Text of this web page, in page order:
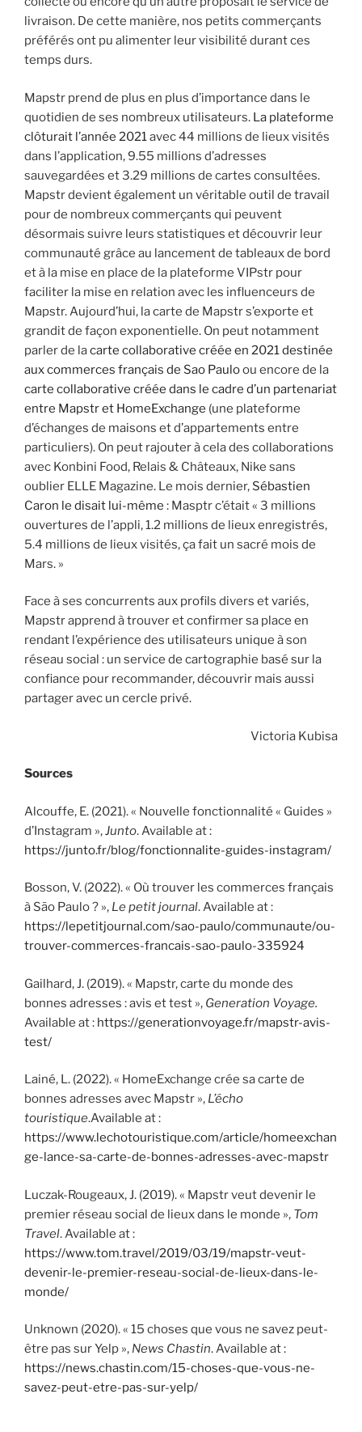
livraison. De cette manière, nos petits commerçants
préférés ont pu alimenter leur visibilité durant ces
temps durs.
Mapstr prend de plus en plus d’importance dans le
quotidien de ses nombreux utilisateurs. La plateforme
clôturait l’année 2021avec 44 millions de lieux visités
dans l’application, 9.55 millions d’adresses
sauvegardées et 3.29 millions de cartes consultées.
Mapstr devient également un véritable outil de travail
pour de nombreux commerçants qui peuvent
désormais suivre leurs statistiques et découvrir leur
communauté grâce au lancement de tableaux de bord
et à la mise en place de la plateforme VIPstr pour
faciliter la mise en relation avec les influenceurs de
Mapstr. Aujourd’hui, la carte de Mapstr s’exporte et
grandit de façon exponentielle. On peut notamment
parler de lacarte collaborative créée en 2021 destinée
aux commerces français de Sao Pauloou encore de la
carte collaborative créée dans le cadre d’un partenariat
entre Mapstr et HomeExchange (une plateforme
d’échanges de maisons et d’appartements entre
particuliers). On peut rajouter à cela des collaborations
avec Konbini Food, Relais & Châteaux, Nike sans
oublier ELLE Magazine. Le mois dernier, Sébastien
Caron le disait lui-même : Masptr c’était « 3 millions
ouvertures de l’appli, 1.2 millions de lieux enregistrés,
5.4 millions de lieux visités, ça fait un sacré mois de
Mars. »
Face à ses concurrents aux profils divers et variés,
Mapstr apprend à trouver et confirmer sa place en
rendant l’expérience des utilisateurs unique à son
réseau social : un service de cartographie basé sur la
confiance pour recommander, découvrir mais aussi
partager avec un cercle privé.
Victoria Kubisa
Sources
Alcouffe, E. (2021). « Nouvelle fonctionnalité « Guides »
d’Instagram »,Junto. Available at :
https://junto.fr/blog/fonctionnalite-guides-instagram/
Bosson, V. (2022). « Où trouver les commerces français
à São Paulo ? », Le petit journal. Available at :
https://lepetitjournal.com/sao-paulo/communaute/ou-
trouver-commerces-francais-sao-paulo-335924
Gailhard, J. (2019). « Mapstr, carte du monde des
bonnes adresses : avis et test », Generation Voyage.
Available at : https://generationvoyage.fr/mapstr-avis-
test/
Lainé, L. (2022). « HomeExchange crée sa carte de
bonnes adresses avec Mapstr », L’écho
touristique.Available at :
https://www.lechotouristique.com/article/homeexchan
ge-lance-sa-carte-de-bonnes-adresses-avec-mapstr
Luczak-Rougeaux, J. (2019). « Mapstr veut devenir le
premier réseau social de lieux dans le monde », Tom
Travel. Available at :
https://www.tom.travel/2019/03/19/mapstr-veut-
devenir-le-premier-reseau-social-de-lieux-dans-le-
monde/
Unknown (2020). « 15 choses que vous ne savez peut-
être pas sur Yelp », News Chastin. Available at :
https://news.chastin.com/15-choses-que-vous-ne-
savez-peut-etre-pas-sur-yelp/